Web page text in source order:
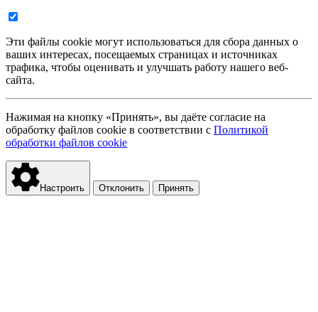
Эти файлы cookie могут использоваться для сбора данных о
ваших интересах, посещаемых страницах и источниках
трафика, чтобы оценивать и улучшать работу нашего веб-
сайта.
Нажимая на кнопку «Принять», вы даёте согласие на
обработку файлов cookie в соответствии с Политикой
обработки файлов cookie
Настроить Отклонить Принять